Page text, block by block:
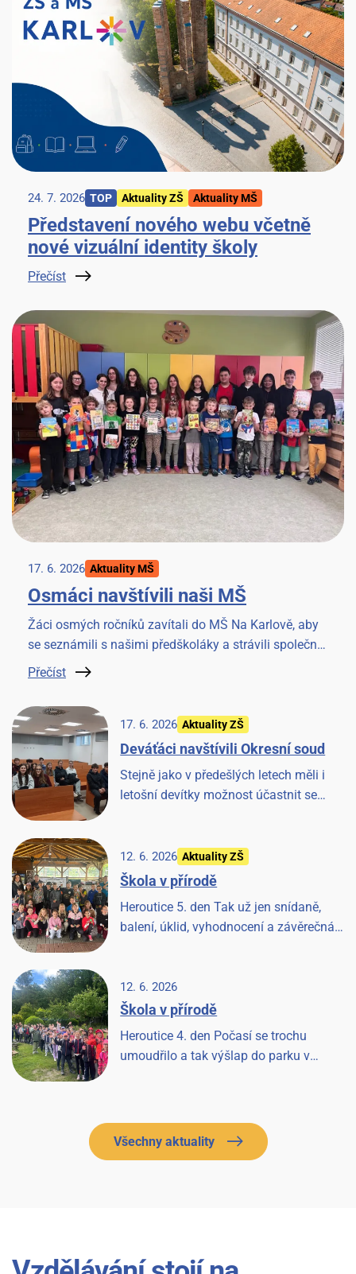
24. 7. 2026 TOP Aktuality ZŠ Aktuality MŠ
Představení nového webu včetně
nové vizuální identity školy
Přečíst
17. 6. 2026 Aktuality MŠ
Osmáci navštívili naši MŠ
Žáci osmých ročníků zavítali do MŠ Na Karlově, aby
se seznámili s našimi předškoláky a strávili společné
chvilky četbou knížky. Akci si užili všichni.
Přečíst
17. 6. 2026 Aktuality ZŠ
Deváťáci navštívili Okresní soud
Stejně jako v předešlých letech měli i
letošní devítky možnost účastnit se
zkušeností.
12. 6. 2026 Aktuality ZŠ
Škola v přírodě
Heroutice 5. den Tak už jen snídaně,
balení, úklid, vyhodnocení a závěrečná
12. 6. 2026
Škola v přírodě
Heroutice 4. den Počasí se trochu
umoudřilo a tak výšlap do parku v
Všechny aktuality